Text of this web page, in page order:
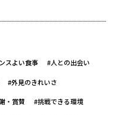
スよい食事 #人との出会い
#外見のきれいさ
・賞賛 #挑戦できる環境